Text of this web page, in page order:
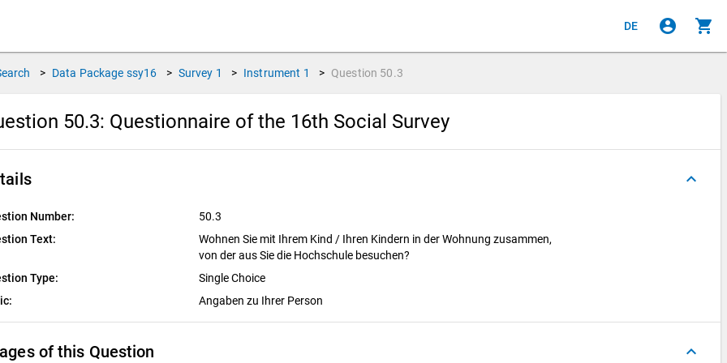
DE account_circle shopping_cart
> Data Package ssy16 > Survey 1 > Instrument 1 > Question 50.3
50.3: Questionnaire of the 16th Social Survey
keyboard_arrow_up
Number:
50.3
Text:
Wohnen Sie mit Ihrem Kind / Ihren Kindern in der Wohnung zusammen,
von der aus Sie die Hochschule besuchen?
Type:
Single Choice
Angaben zu Ihrer Person
of this Question keyboard_arrow_up